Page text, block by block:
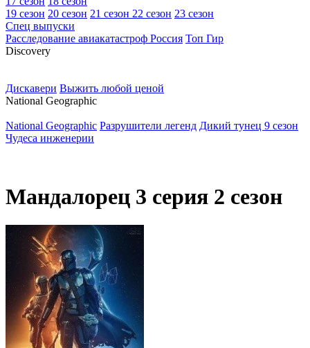
19 сезон 20 сезон 21 сезон 22 сезон 23 сезон
Спец выпуски
Расследование авиакатастроф Россия Топ Гир
Discovery
Дискавери Выжить любой ценой
National Geographic
National Geographic Разрушители легенд Дикий тунец 9 сезон
Чудеса инженерии
Мандалорец 3 серия 2 сезон